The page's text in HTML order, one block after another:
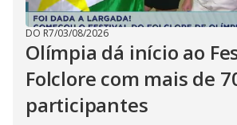
DO R7/03/08/2026
Olímpia dá início ao
Folclore com mais de
participantes